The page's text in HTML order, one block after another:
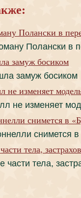
Полански в
Полански в
замуж босиком
замуж босиком
не изменяет
не изменяет
снимется в
снимется
тела,
части тела,